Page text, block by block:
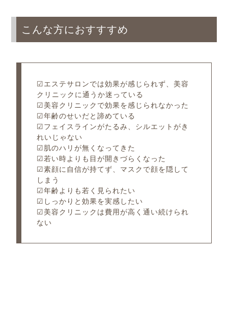
こんな方におすすすめ
☑エステサロンでは効果が感じられず、美容
クリニックに通うか迷っている
☑美容クリニックで効果を感じられなかった
☑年齢のせいだと諦めている
☑フェイスラインがたるみ、シルエットがき
れいじゃない
☑肌のハリが無くなってきた
☑若い時よりも目が開きづらくなった
☑素顔に自信が持てず、マスクで顔を隠して
しまう
☑年齢よりも若く見られたい
☑しっかりと効果を実感したい
☑美容クリニックは費用が高く通い続けられ
ない